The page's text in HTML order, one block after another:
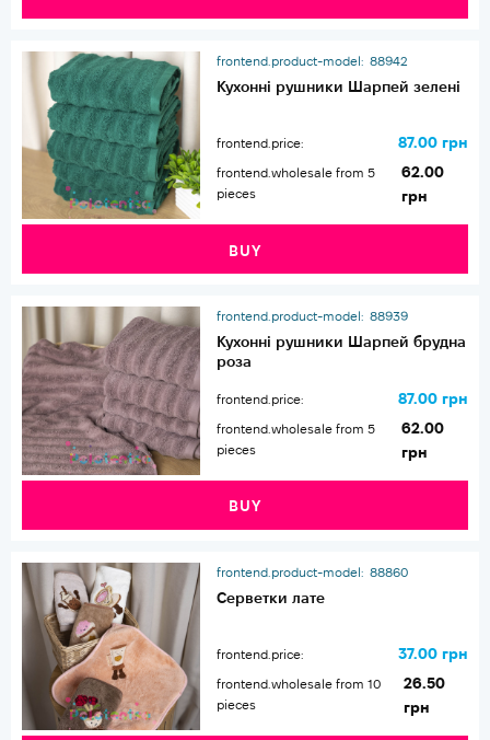
frontend.product-model: 88942
Кухонні рушники Шарпей зелені
frontend.price: 87.00 грн
frontend.wholesale from 5
pieces
62.00
грн
BUY
frontend.product-model: 88939
Кухонні рушники Шарпей брудна
роза
frontend.price: 87.00 грн
frontend.wholesale from 5
pieces
62.00
грн
BUY
frontend.product-model: 88860
Серветки лате
frontend.price: 37.00 грн
frontend.wholesale from 10
pieces
26.50
грн